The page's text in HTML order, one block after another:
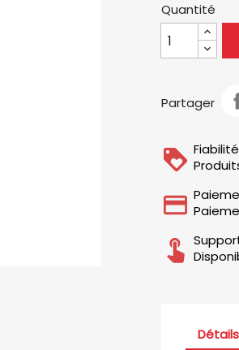
Quantité
Partager